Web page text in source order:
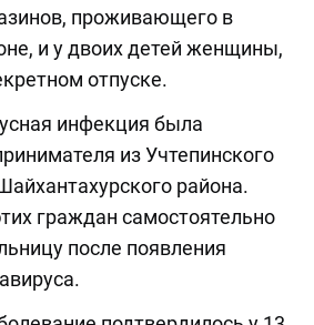
проживающего в
и у двоих детей женщины,
отпуске.
инфекция была
из Учтепинского
района.
граждан самостоятельно
после появления